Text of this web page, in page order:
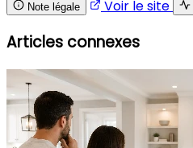
Note légale Voir le site
Articles connexes